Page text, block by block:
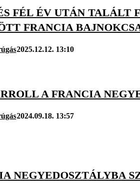
FÉL ÉV UTÁN TALÁLT
FRANCIA
2025.12.12. 13:10
A FRANCIA
2024.09.18. 13:57
NEGYEDOSZTÁLYBA